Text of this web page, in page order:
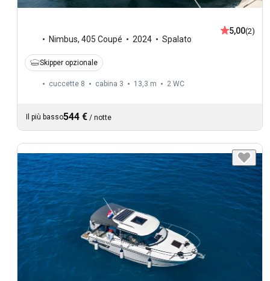
Nimbus, 405 Coupé 2024 Spalato
5,00(2)
Skipper opzionale
cuccette 8 cabina 3 13,3 m 2 WC
Il più basso544 € / notte